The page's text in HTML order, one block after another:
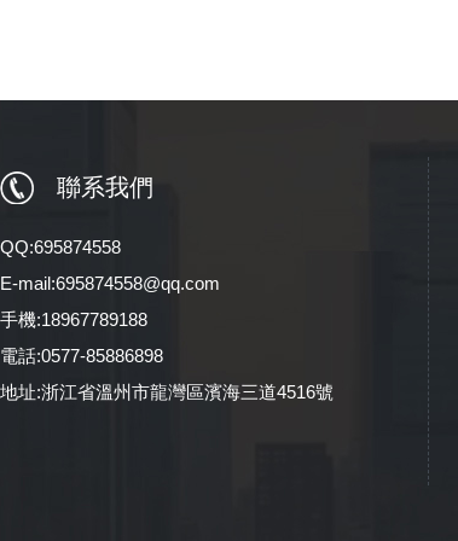
聯系我們
QQ:695874558
E-mail:695874558@qq.com
手機:18967789188
電話:0577-85886898
地址:浙江省溫州市龍灣區濱海三道4516號